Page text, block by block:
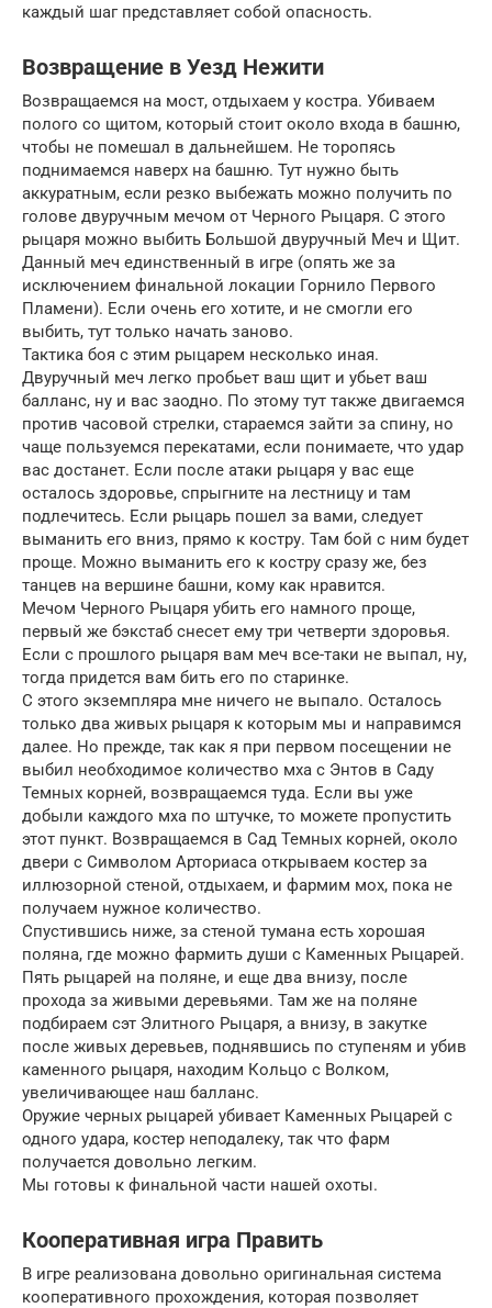
каждый шаг представляет собой опасность.
Возвращение в Уезд Нежити
Возвращаемся на мост, отдыхаем у костра. Убиваем
полого со щитом, который стоит около входа в башню,
чтобы не помешал в дальнейшем. Не торопясь
поднимаемся наверх на башню. Тут нужно быть
аккуратным, если резко выбежать можно получить по
голове двуручным мечом от Черного Рыцаря. С этого
рыцаря можно выбить Большой двуручный Меч и Щит.
Данный меч единственный в игре (опять же за
исключением финальной локации Горнило Первого
Пламени). Если очень его хотите, и не смогли его
выбить, тут только начать заново.
Тактика боя с этим рыцарем несколько иная.
Двуручный меч легко пробьет ваш щит и убьет ваш
балланс, ну и вас заодно. По этому тут также двигаемся
против часовой стрелки, стараемся зайти за спину, но
чаще пользуемся перекатами, если понимаете, что удар
вас достанет. Если после атаки рыцаря у вас еще
осталось здоровье, спрыгните на лестницу и там
подлечитесь. Если рыцарь пошел за вами, следует
выманить его вниз, прямо к костру. Там бой с ним будет
проще. Можно выманить его к костру сразу же, без
танцев на вершине башни, кому как нравится.
Мечом Черного Рыцаря убить его намного проще,
первый же бэкстаб снесет ему три четверти здоровья.
Если с прошлого рыцаря вам меч все-таки не выпал, ну,
тогда придется вам бить его по старинке.
С этого экземпляра мне ничего не выпало. Осталось
только два живых рыцаря к которым мы и направимся
далее. Но прежде, так как я при первом посещении не
выбил необходимое количество мха с Энтов в Саду
Темных корней, возвращаемся туда. Если вы уже
добыли каждого мха по штучке, то можете пропустить
этот пункт. Возвращаемся в Сад Темных корней, около
двери с Символом Арториаса открываем костер за
иллюзорной стеной, отдыхаем, и фармим мох, пока не
получаем нужное количество.
Спустившись ниже, за стеной тумана есть хорошая
поляна, где можно фармить души с Каменных Рыцарей.
Пять рыцарей на поляне, и еще два внизу, после
прохода за живыми деревьями. Там же на поляне
подбираем сэт Элитного Рыцаря, а внизу, в закутке
после живых деревьев, поднявшись по ступеням и убив
каменного рыцаря, находим Кольцо с Волком,
увеличивающее наш балланс.
Оружие черных рыцарей убивает Каменных Рыцарей с
одного удара, костер неподалеку, так что фарм
получается довольно легким.
Мы готовы к финальной части нашей охоты.
Кооперативная игра Править
В игре реализована довольно оригинальная система
кооперативного прохождения, которая позволяет